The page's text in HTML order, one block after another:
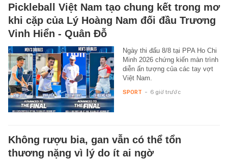
Pickleball Việt Nam tạo chung kết trong mơ
khi cặp của Lý Hoàng Nam đối đầu Trương
Vinh Hiển - Quân Đỗ
Ngày thi đấu 8/8 tại PPA Ho Chi
Minh 2026 chứng kiến màn trình
diễn ấn tượng của các tay vợt
Việt Nam.
SPORT - 6 giờ trước
Không rượu bia, gan vẫn có thể tổn
thương nặng vì lý do ít ai ngờ